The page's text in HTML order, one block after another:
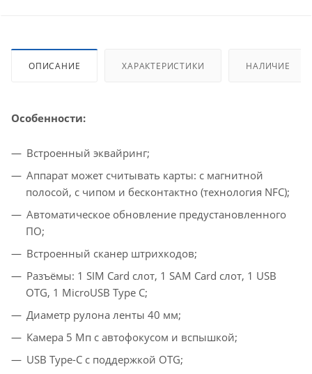
ОПИСАНИЕ ХАРАКТЕРИСТИКИ НАЛИЧИЕ
Особенности:
Встроенный эквайринг;
Аппарат может считывать карты: с магнитной
полосой, с чипом и бесконтактно (технология NFC);
Автоматическое обновление предустановленного
ПО;
Встроенный сканер штрихкодов;
Разъёмы: 1 SIM Card слот, 1 SAM Card слот, 1 USB
OTG, 1 MicroUSB Type C;
Диаметр рулона ленты 40 мм;
Камера 5 Мп с автофокусом и вспышкой;
USB Type-C с поддержкой OTG;